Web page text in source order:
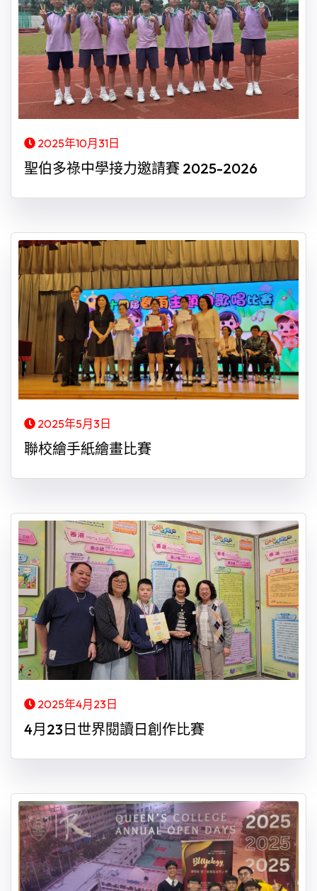
2025年10月31日
聖伯多祿中學接力邀請賽 2025-2026
2025年5月3日
聯校繪手紙繪畫比賽
2025年4月23日
4月23日世界閱讀日創作比賽